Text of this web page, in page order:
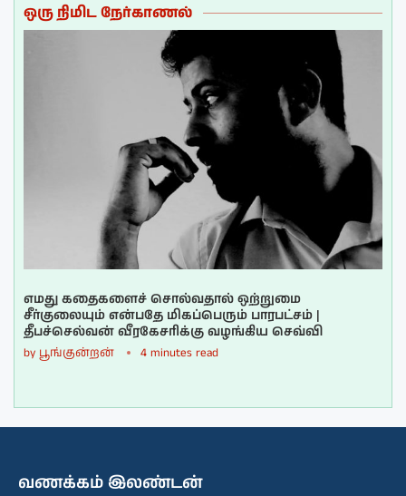
ஒரு நிமிட நேர்காணல்
எமது கதைகளைச் சொல்வதால் ஒற்றுமை
சீர்குலையும் என்பதே மிகப்பெரும் பாரபட்சம் |
தீபச்செல்வன் வீரகேசரிக்கு வழங்கிய செவ்வி
by பூங்குன்றன் 4 minutes read
வணக்கம் இலண்டன்